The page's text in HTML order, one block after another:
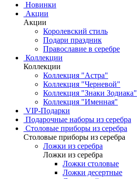
Новинки
Акции
Акции
Королевский стиль
Подари праздник
Православие в серебре
Коллекции
Коллекции
Коллекция "Астра"
Коллекция "Черневой"
Коллекция "Знаки Зодиака"
Коллекция "Именная"
VIP-Подарки
Подарочные наборы из серебра
Столовые приборы из серебра
Столовые приборы из серебра
Ложки из серебра
Ложки из серебра
Ложки столовые
Ложки десертные